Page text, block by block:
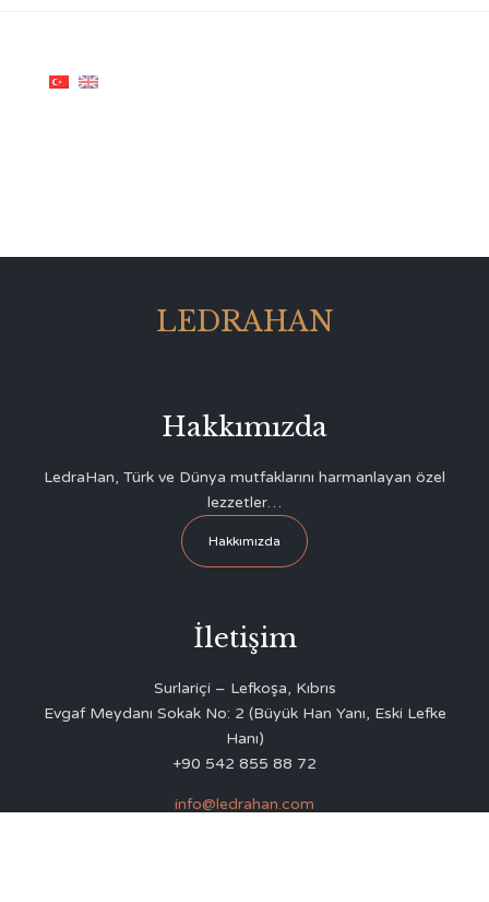
LEDRAHAN
Hakkımızda
LedraHan, Türk ve Dünya mutfaklarını harmanlayan özel
lezzetler…
Hakkımızda
İletişim
Surlariçi – Lefkoşa, Kıbrıs
Evgaf Meydanı Sokak No: 2 (Büyük Han Yanı, Eski Lefke
Hanı)
+90 542 855 88 72
info@ledrahan.com